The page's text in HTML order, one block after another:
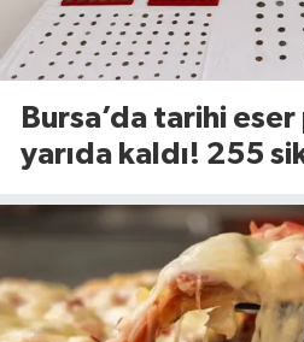
Bursa’da tarihi eser
yarıda kaldı! 255